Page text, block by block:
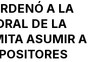
A LA
DE LA
ASUMIR A